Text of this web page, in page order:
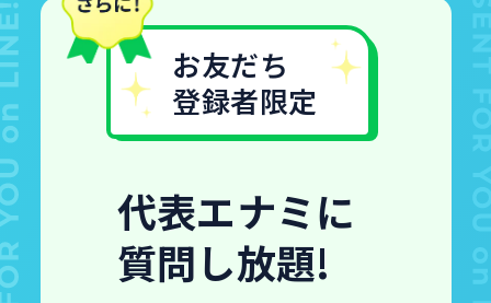
お友だち
登録者限定
代表エナミに
質問し放題!